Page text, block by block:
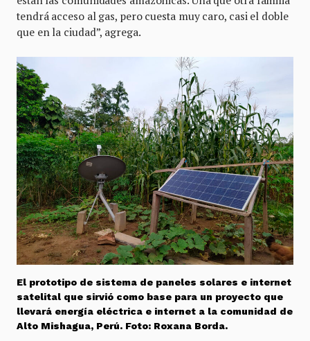
tendrá acceso al gas, pero cuesta muy caro, casi el doble
que en la ciudad”, agrega.
El prototipo de sistema de paneles solares e internet
satelital que sirvió como base para un proyecto que
llevará energía eléctrica e internet a la comunidad de
Alto Mishagua, Perú. Foto: Roxana Borda.